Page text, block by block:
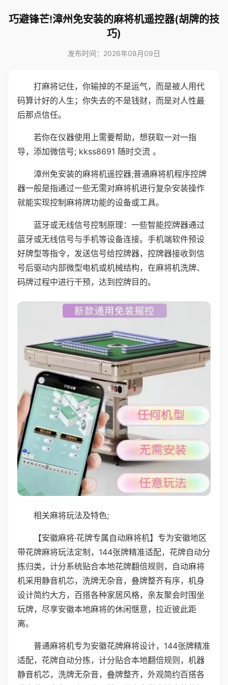
巧避锋芒!漳州免安装的麻将机遥控器(胡牌的技
巧)
发布时间：2026年08月09日
打麻将记住，你输掉的不是运气，而是被人用代
码算计好的人生；你失去的不是钱财，而是对人性最
后那点信任。
若你在仪器使用上需要帮助，想获取一对一指
导，添加微信号; kkss8691 随时交流 。
漳州免安装的麻将机遥控器;普通麻将机程序控牌
器一般是指通过一些无需对麻将机进行复杂安装操作
就能实现控制麻将牌功能的设备或工具。
蓝牙或无线信号控制原理：一些智能控牌器通过
蓝牙或无线信号与手机等设备连接。手机端软件预设
好牌型等指令，发送信号给控牌器，控牌器接收到信
号后驱动内部微型电机或机械结构，在麻将机洗牌、
码牌过程中进行干预，达到控牌目的。
相关麻将玩法及特色;
【安徽麻将·花牌专属自动麻将机】专为安徽地区
带花牌麻将玩法定制，144张牌精准适配，花牌自动分
拣归类，计分系统贴合本地花牌翻倍规则，自动麻将
机采用静音机芯，洗牌无杂音，叠牌整齐有序，机身
设计简约大方，百搭各种家居风格，亲友聚会时围坐
玩牌，尽享安徽本地麻将的休闲惬意，拉近彼此距
离。
普通麻将机专为安徽花牌麻将设计，144张牌精准
适配，花牌自动分拣，计分贴合本地翻倍规则，机器
静音机芯，洗牌无杂音，叠牌整齐，外观简约百搭各